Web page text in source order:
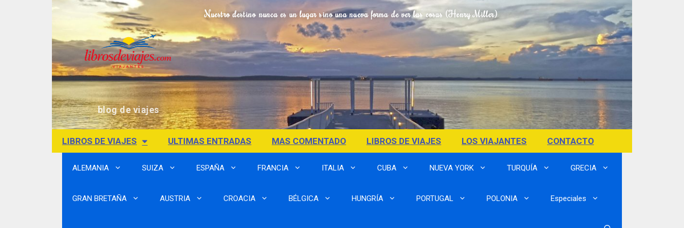
blog de viajes
Nuestro destino nunca es un lugar sino una nueva forma de ver las cosas (Henry Miller)
LIBROS DE VIAJES ULTIMAS ENTRADAS MAS COMENTADO LIBROS DE VIAJES LOS VIAJANTES CONTACTO
ALEMANIA SUIZA ESPAÑA FRANCIA ITALIA CUBA NUEVA YORK TURQUÍA GRECIA
GRAN BRETAÑA AUSTRIA CROACIA BÉLGICA HUNGRÍA PORTUGAL POLONIA Especiales